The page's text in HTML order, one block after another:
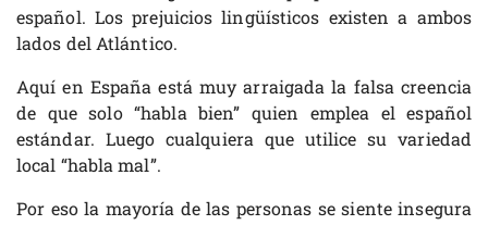
español. Los prejuicios lingüísticos existen a ambos
lados del Atlántico.
Aquí en España está muy arraigada la falsa creencia
de que solo “habla bien” quien emplea el español
estándar. Luego cualquiera que utilice su variedad
local “habla mal”.
Por eso la mayoría de las personas se siente insegura